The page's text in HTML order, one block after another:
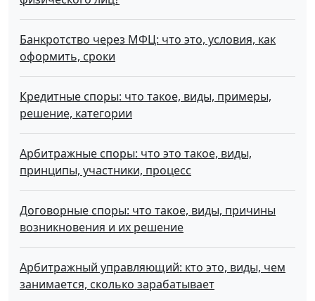
Банкротство через МФЦ: что это, условия, как
оформить, сроки
Кредитные споры: что такое, виды, примеры,
решение, категории
Арбитражные споры: что это такое, виды,
принципы, участники, процесс
Договорные споры: что такое, виды, причины
возникновения и их решение
Арбитражный управляющий: кто это, виды, чем
занимается, сколько зарабатывает